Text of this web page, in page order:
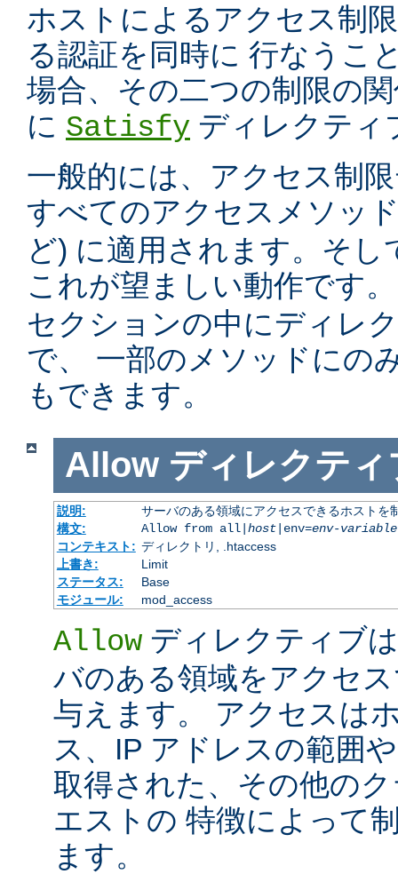
ホストによるアクセス制
る認証を同時に 行なうこ
場合、その二つの制限の
に Satisfy ディレクティ
一般的には、アクセス制
すべてのアクセスメソッ
ど) に適用されます。そ
これが望ましい動作です
セクションの中にディレ
で、 一部のメソッドにの
もできます。
Allow ディレクティ
説明:
サーバのある領域にアクセスできるホストを
構文:
Allow from all| host|env=env-variable
コンテキスト: ディレクトリ, .htaccess
上書き:
Limit
ステータス:
Base
モジュール:
mod_access
Allow ディレクティブ
バのある領域をアクセ
与えます。 アクセスは
ス、IP アドレスの範囲
取得された、その他の
エストの 特徴によって
ます。